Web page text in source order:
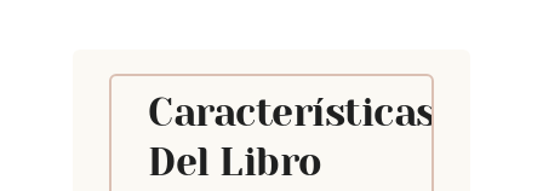
Características
Del Libro